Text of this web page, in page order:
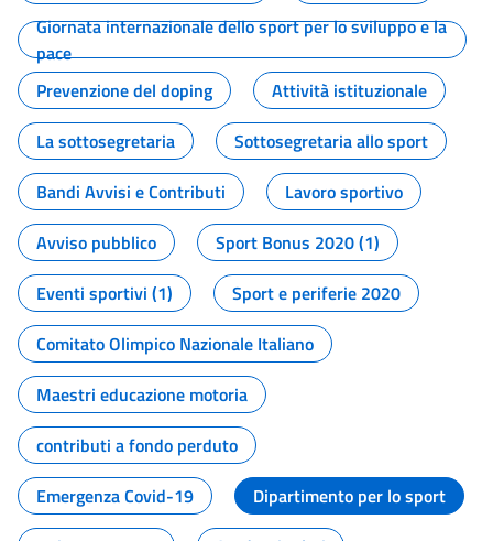
Giornata internazionale dello sport per lo sviluppo e la
pace
Prevenzione del doping
Attività istituzionale
La sottosegretaria
Sottosegretaria allo sport
Bandi Avvisi e Contributi
Lavoro sportivo
Avviso pubblico
Sport Bonus 2020 (1)
Eventi sportivi (1)
Sport e periferie 2020
Comitato Olimpico Nazionale Italiano
Maestri educazione motoria
contributi a fondo perduto
Emergenza Covid-19
Dipartimento per lo sport